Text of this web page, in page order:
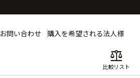
お問い合わせ 購入を希望される法人様
balance
比較リスト